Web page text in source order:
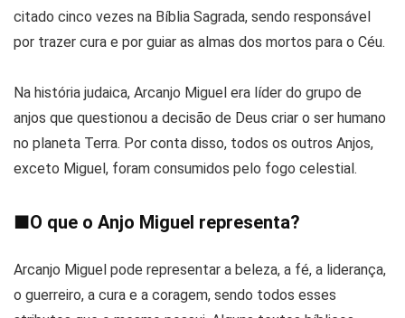
citado cinco vezes na Bíblia Sagrada, sendo responsável
por trazer cura e por guiar as almas dos mortos para o Céu.
Na história judaica, Arcanjo Miguel era líder do grupo de
anjos que questionou a decisão de Deus criar o ser humano
no planeta Terra. Por conta disso, todos os outros Anjos,
exceto Miguel, foram consumidos pelo fogo celestial.
■O que o Anjo Miguel representa?
Arcanjo Miguel pode representar a beleza, a fé, a liderança,
o guerreiro, a cura e a coragem, sendo todos esses